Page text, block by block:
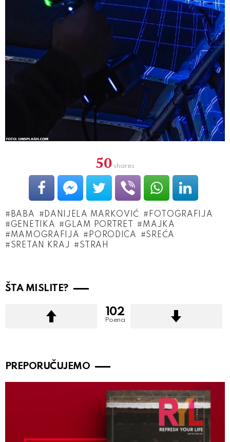
50 shares
BABA DANIJELA MARKOVIĆ
FOTOGRAFIJA
GENETIKA
GLAM PORTRET
MAJKA
MAMOGRAFIJA
PORODICA
SREĆA
SRETAN KRAJ
STRAH
ŠTA MISLITE?
102
Poena
PREPORUČUJEMO